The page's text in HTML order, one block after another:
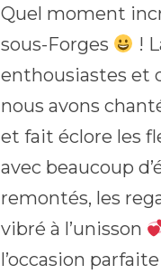
Quel moment
sous-Forges
!
enthousiastes et
nous avons
et fait éclore les
avec beaucoup
remontés, les
vibré à l’unisson
l’occasion